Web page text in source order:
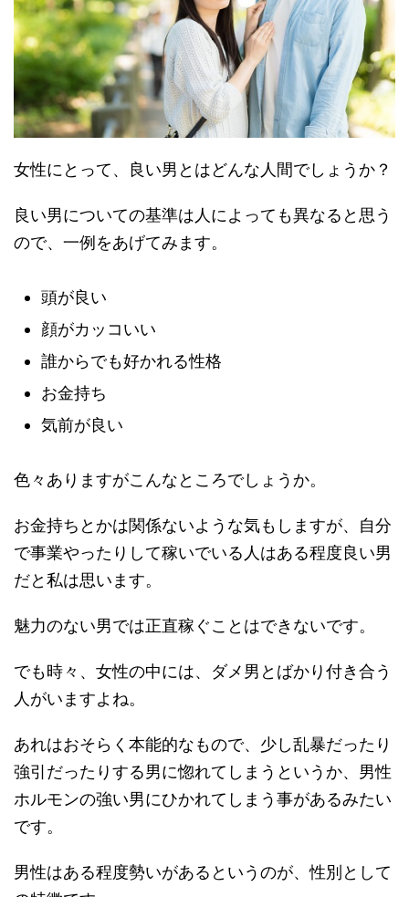
女性にとって、良い男とはどんな人間でしょうか？
良い男についての基準は人によっても異なると思う
ので、一例をあげてみます。
頭が良い
顔がカッコいい
誰からでも好かれる性格
お金持ち
気前が良い
色々ありますがこんなところでしょうか。
お金持ちとかは関係ないような気もしますが、自分
で事業やったりして稼いでいる人はある程度良い男
だと私は思います。
魅力のない男では正直稼ぐことはできないです。
でも時々、女性の中には、ダメ男とばかり付き合う
人がいますよね。
あれはおそらく本能的なもので、少し乱暴だったり
強引だったりする男に惚れてしまうというか、男性
ホルモンの強い男にひかれてしまう事があるみたい
です。
男性はある程度勢いがあるというのが、性別として